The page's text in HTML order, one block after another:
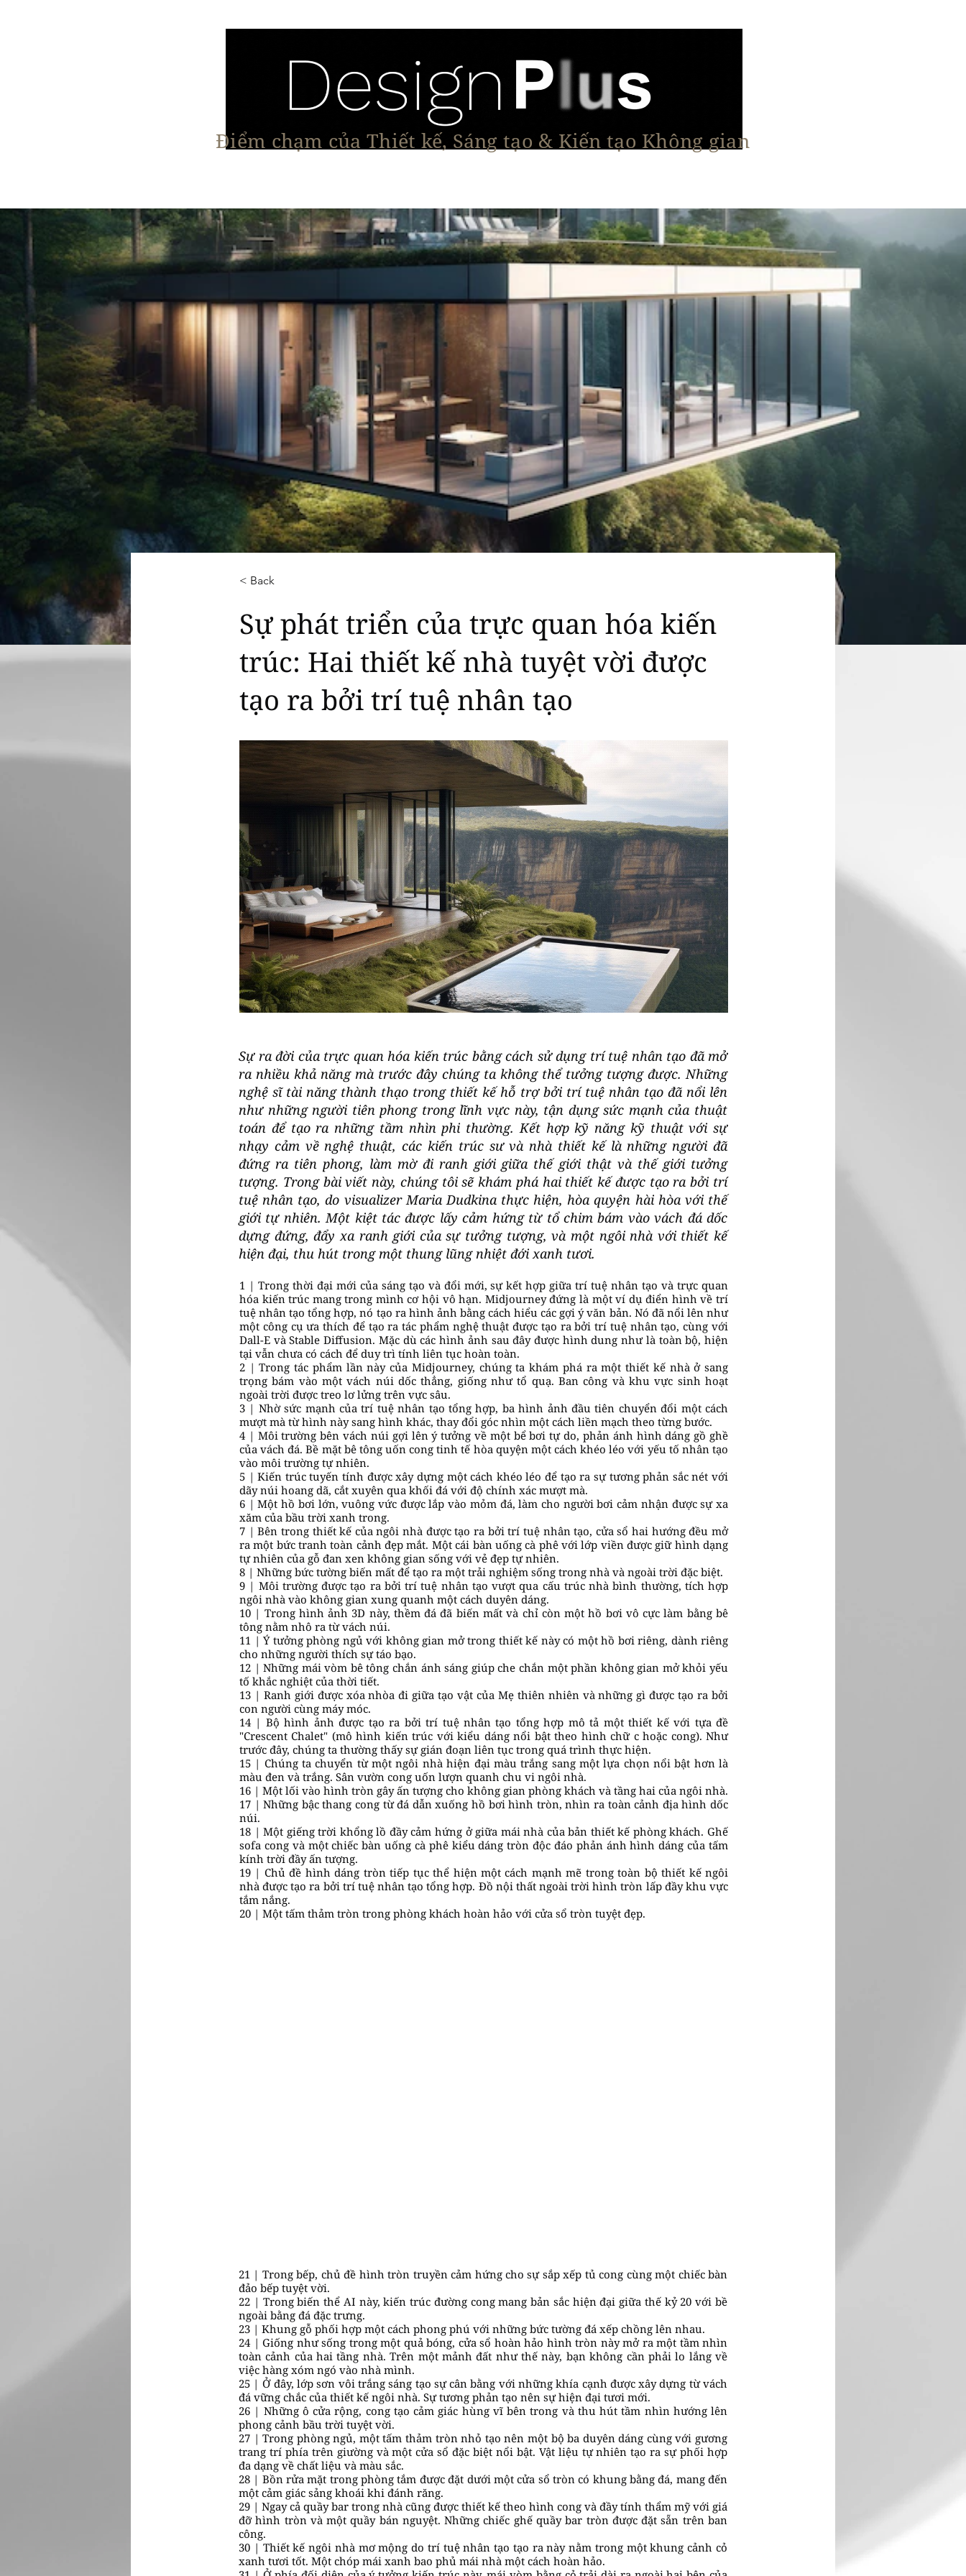
Điểm chạm của Thiết kế, Sáng tạo & Kiến tạo Không gian
< Back
Sự phát triển của trực quan hóa kiến
trúc: Hai thiết kế nhà tuyệt vời được
tạo ra bởi trí tuệ nhân tạo
Sự ra đời của trực quan hóa kiến trúc bằng cách sử dụng trí tuệ nhân tạo đã mở
ra nhiều khả năng mà trước đây chúng ta không thể tưởng tượng được. Những
nghệ sĩ tài năng thành thạo trong thiết kế hỗ trợ bởi trí tuệ nhân tạo đã nổi lên
như những người tiên phong trong lĩnh vực này, tận dụng sức mạnh của thuật
toán để tạo ra những tầm nhìn phi thường. Kết hợp kỹ năng kỹ thuật với sự
nhạy cảm về nghệ thuật, các kiến trúc sư và nhà thiết kế là những người đã
đứng ra tiên phong, làm mờ đi ranh giới giữa thế giới thật và thế giới tưởng
tượng. Trong bài viết này, chúng tôi sẽ khám phá hai thiết kế được tạo ra bởi trí
tuệ nhân tạo, do visualizer Maria Dudkina thực hiện, hòa quyện hài hòa với thế
giới tự nhiên. Một kiệt tác được lấy cảm hứng từ tổ chim bám vào vách đá dốc
dựng đứng, đẩy xa ranh giới của sự tưởng tượng, và một ngôi nhà với thiết kế
hiện đại, thu hút trong một thung lũng nhiệt đới xanh tươi.
1 | Trong thời đại mới của sáng tạo và đổi mới, sự kết hợp giữa trí tuệ nhân tạo và trực quan
hóa kiến trúc mang trong mình cơ hội vô hạn. Midjourney đứng là một ví dụ điển hình về trí
tuệ nhân tạo tổng hợp, nó tạo ra hình ảnh bằng cách hiểu các gợi ý văn bản. Nó đã nổi lên như
một công cụ ưa thích để tạo ra tác phẩm nghệ thuật được tạo ra bởi trí tuệ nhân tạo, cùng với
Dall-E và Stable Diffusion. Mặc dù các hình ảnh sau đây được hình dung như là toàn bộ, hiện
tại vẫn chưa có cách để duy trì tính liên tục hoàn toàn.
2 | Trong tác phẩm lần này của Midjourney, chúng ta khám phá ra một thiết kế nhà ở sang
trọng bám vào một vách núi dốc thẳng, giống như tổ quạ. Ban công và khu vực sinh hoạt
ngoài trời được treo lơ lửng trên vực sâu.
3 | Nhờ sức mạnh của trí tuệ nhân tạo tổng hợp, ba hình ảnh đầu tiên chuyển đổi một cách
mượt mà từ hình này sang hình khác, thay đổi góc nhìn một cách liền mạch theo từng bước.
4 | Môi trường bên vách núi gợi lên ý tưởng về một bể bơi tự do, phản ánh hình dáng gồ ghề
của vách đá. Bề mặt bê tông uốn cong tinh tế hòa quyện một cách khéo léo với yếu tố nhân tạo
vào môi trường tự nhiên.
5 | Kiến trúc tuyến tính được xây dựng một cách khéo léo để tạo ra sự tương phản sắc nét với
dãy núi hoang dã, cắt xuyên qua khối đá với độ chính xác mượt mà.
6 | Một hồ bơi lớn, vuông vức được lắp vào mỏm đá, làm cho người bơi cảm nhận được sự xa
xăm của bầu trời xanh trong.
7 | Bên trong thiết kế của ngôi nhà được tạo ra bởi trí tuệ nhân tạo, cửa sổ hai hướng đều mở
ra một bức tranh toàn cảnh đẹp mắt. Một cái bàn uống cà phê với lớp viền được giữ hình dạng
tự nhiên của gỗ đan xen không gian sống với vẻ đẹp tự nhiên.
8 | Những bức tường biến mất để tạo ra một trải nghiệm sống trong nhà và ngoài trời đặc biệt.
9 | Môi trường được tạo ra bởi trí tuệ nhân tạo vượt qua cấu trúc nhà bình thường, tích hợp
ngôi nhà vào không gian xung quanh một cách duyên dáng.
10 | Trong hình ảnh 3D này, thềm đá đã biến mất và chỉ còn một hồ bơi vô cực làm bằng bê
tông nằm nhô ra từ vách núi.
11 | Ý tưởng phòng ngủ với không gian mở trong thiết kế này có một hồ bơi riêng, dành riêng
cho những người thích sự táo bạo.
12 | Những mái vòm bê tông chắn ánh sáng giúp che chắn một phần không gian mở khỏi yếu
tố khắc nghiệt của thời tiết.
13 | Ranh giới được xóa nhòa đi giữa tạo vật của Mẹ thiên nhiên và những gì được tạo ra bởi
con người cùng máy móc.
14 | Bộ hình ảnh được tạo ra bởi trí tuệ nhân tạo tổng hợp mô tả một thiết kế với tựa đề
"Crescent Chalet" (mô hình kiến trúc với kiểu dáng nổi bật theo hình chữ c hoặc cong). Như
trước đây, chúng ta thường thấy sự gián đoạn liên tục trong quá trình thực hiện.
15 | Chúng ta chuyển từ một ngôi nhà hiện đại màu trắng sang một lựa chọn nổi bật hơn là
màu đen và trắng. Sân vườn cong uốn lượn quanh chu vi ngôi nhà.
16 | Một lối vào hình tròn gây ấn tượng cho không gian phòng khách và tầng hai của ngôi nhà.
17 | Những bậc thang cong từ đá dẫn xuống hồ bơi hình tròn, nhìn ra toàn cảnh địa hình dốc
núi.
18 | Một giếng trời khổng lồ đầy cảm hứng ở giữa mái nhà của bản thiết kế phòng khách. Ghế
sofa cong và một chiếc bàn uống cà phê kiểu dáng tròn độc đáo phản ánh hình dáng của tấm
kính trời đầy ấn tượng.
19 | Chủ đề hình dáng tròn tiếp tục thể hiện một cách mạnh mẽ trong toàn bộ thiết kế ngôi
nhà được tạo ra bởi trí tuệ nhân tạo tổng hợp. Đồ nội thất ngoài trời hình tròn lấp đầy khu vực
tắm nắng.
20 | Một tấm thảm tròn trong phòng khách hoàn hảo với cửa sổ tròn tuyệt đẹp.
21 | Trong bếp, chủ đề hình tròn truyền cảm hứng cho sự sắp xếp tủ cong cùng một chiếc bàn
đảo bếp tuyệt vời.
22 | Trong biến thể AI này, kiến trúc đường cong mang bản sắc hiện đại giữa thế kỷ 20 với bề
ngoài bằng đá đặc trưng.
23 | Khung gỗ phối hợp một cách phong phú với những bức tường đá xếp chồng lên nhau.
24 | Giống như sống trong một quả bóng, cửa sổ hoàn hảo hình tròn này mở ra một tầm nhìn
toàn cảnh của hai tầng nhà. Trên một mảnh đất như thế này, bạn không cần phải lo lắng về
việc hàng xóm ngó vào nhà mình.
25 | Ở đây, lớp sơn vôi trắng sáng tạo sự cân bằng với những khía cạnh được xây dựng từ vách
đá vững chắc của thiết kế ngôi nhà. Sự tương phản tạo nên sự hiện đại tươi mới.
26 | Những ô cửa rộng, cong tạo cảm giác hùng vĩ bên trong và thu hút tầm nhìn hướng lên
phong cảnh bầu trời tuyệt vời.
27 | Trong phòng ngủ, một tấm thảm tròn nhỏ tạo nên một bộ ba duyên dáng cùng với gương
trang trí phía trên giường và một cửa sổ đặc biệt nổi bật. Vật liệu tự nhiên tạo ra sự phối hợp
đa dạng về chất liệu và màu sắc.
28 | Bồn rửa mặt trong phòng tắm được đặt dưới một cửa sổ tròn có khung bằng đá, mang đến
một cảm giác sảng khoái khi đánh răng.
29 | Ngay cả quầy bar trong nhà cũng được thiết kế theo hình cong và đầy tính thẩm mỹ với giá
đỡ hình tròn và một quầy bán nguyệt. Những chiếc ghế quầy bar tròn được đặt sẵn trên ban
công.
30 | Thiết kế ngôi nhà mơ mộng do trí tuệ nhân tạo tạo ra này nằm trong một khung cảnh cỏ
xanh tươi tốt. Một chóp mái xanh bao phủ mái nhà một cách hoàn hảo.